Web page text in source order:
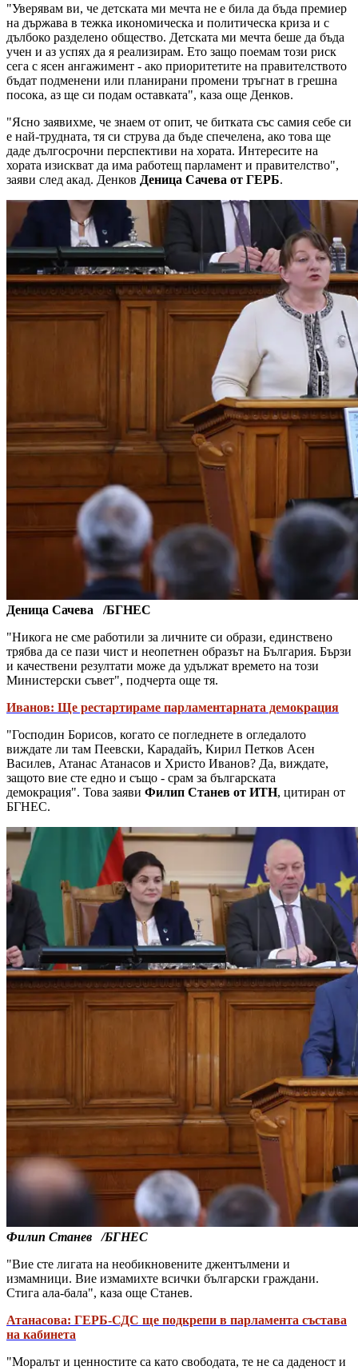
"Уверявам ви, че детската ми мечта не е била да бъда премиер
на държава в тежка икономическа и политическа криза и с
дълбоко разделено общество. Детската ми мечта беше да бъда
учен и аз успях да я реализирам. Ето защо поемам този риск
сега с ясен ангажимент - ако приоритетите на правителството
бъдат подменени или планирани промени тръгнат в грешна
посока, аз ще си подам оставката", каза още Денков.
"Ясно заявихме, че знаем от опит, че битката със самия себе си
е най-трудната, тя си струва да бъде спечелена, ако това ще
даде дългосрочни перспективи на хората. Интересите на
хората изискват да има работещ парламент и правителство",
заяви след акад. Денков Деница Сачева от ГЕРБ.
Деница Сачева /БГНЕС
"Никога не сме работили за личните си образи, единствено
трябва да се пази чист и неопетнен образът на България. Бързи
и качествени резултати може да удължат времето на този
Министерски съвет", подчерта още тя.
Иванов: Ще рестартираме парламентарната демокрация
"Господин Борисов, когато се погледнете в огледалото
виждате ли там Пеевски, Карадайъ, Кирил Петков Асен
Василев, Атанас Атанасов и Христо Иванов? Да, виждате,
защото вие сте едно и също - срам за българската
демокрация". Това заяви Филип Станев от ИТН, цитиран от
БГНЕС.
Филип Станев /БГНЕС
"Вие сте лигата на необикновените джентълмени и
измамници. Вие измамихте всички български граждани.
Стига ала-бала", каза още Станев.
Атанасова: ГЕРБ-СДС ще подкрепи в парламента състава
на кабинета
"Моралът и ценностите са като свободата, те не са даденост и